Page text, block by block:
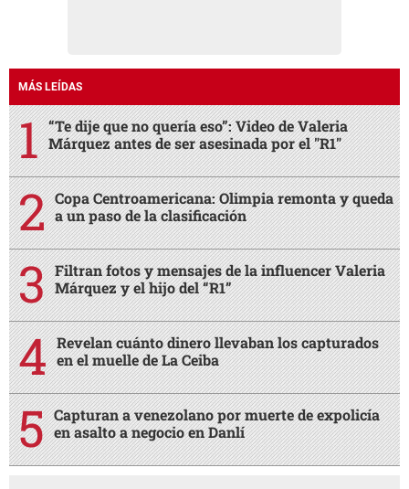
MÁS LEÍDAS
“Te dije que no quería eso”: Video de Valeria
Márquez antes de ser asesinada por el "R1"
Copa Centroamericana: Olimpia remonta y queda
a un paso de la clasificación
Filtran fotos y mensajes de la influencer Valeria
Márquez y el hijo del “R1”
Revelan cuánto dinero llevaban los capturados
en el muelle de La Ceiba
Capturan a venezolano por muerte de expolicía
en asalto a negocio en Danlí